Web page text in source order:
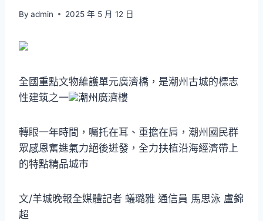
By admin 2025 年 5 月 12 日
全國重點文物維護單元廣濟橋，是潮州古城的標志
性建筑之一
潮州廣濟樓
轉眼一年時間，囑托在耳、重擔在肩，潮州國民群
眾感恩奮進氣力絕後迸發，全力扶植沿海經濟帶上
的特點精品城市
文/羊城晚報全媒體記者 蟻璐雅 通信員 馬思泳 盧錦
超